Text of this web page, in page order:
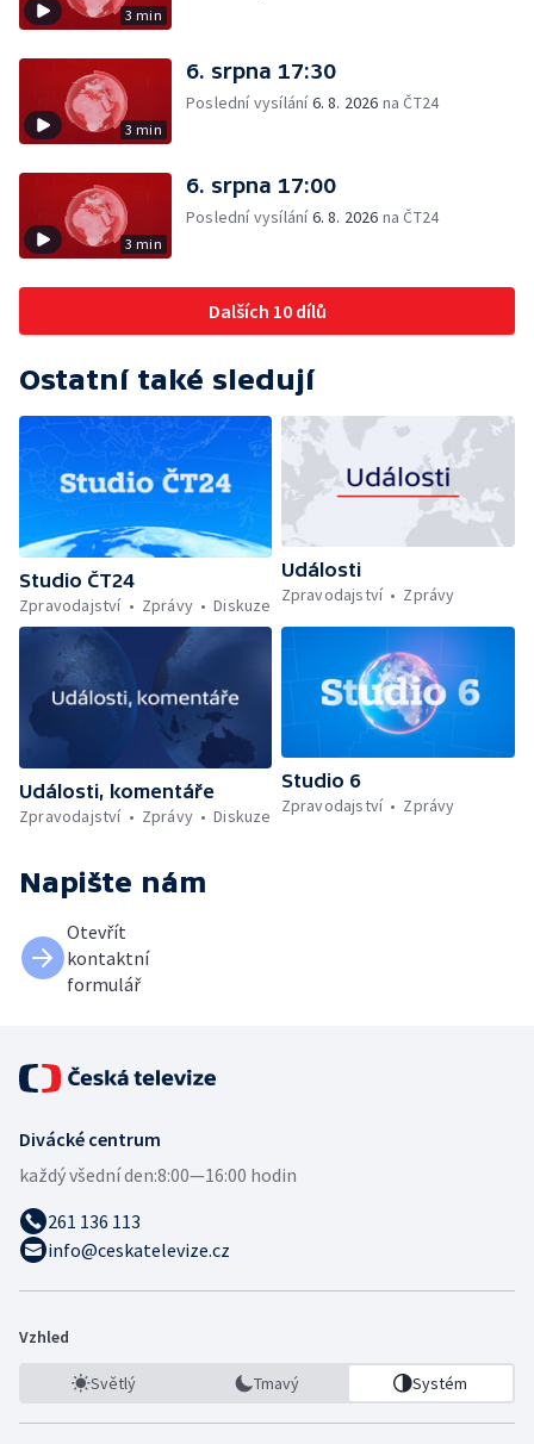
3 min
3 min
6. srpna 17:30
Poslední vysílání6. 8. 2026 na ČT24
3 min
6. srpna 17:00
Poslední vysílání6. 8. 2026 na ČT24
Dalších 10 dílů
Ostatní také sledují
Studio ČT24
Zpravodajství
Zprávy Diskuze
Události
Zpravodajství
Zprávy
Události, komentáře
Zpravodajství
Zprávy Diskuze
Studio 6
Zpravodajství
Zprávy
Napište nám
Otevřít
kontaktní
formulář
Divácké centrum
každý všední den:8:00—16:00 hodin
261 136 113
info@ceskatelevize.cz
Vzhled
Světlý Tmavý Systém